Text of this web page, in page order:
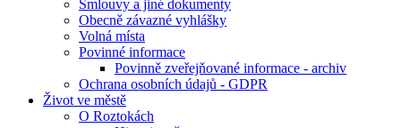
Smlouvy a jiné dokumenty
Obecně závazné vyhlášky
Volná místa
Povinné informace
Povinně zveřejňované informace - archiv
Ochrana osobních údajů - GDPR
Život ve městě
O Roztokách